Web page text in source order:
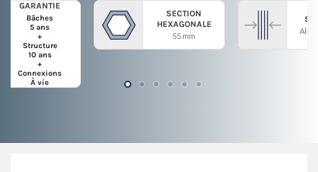
GARANTIE
Bâches
5 ans
+
Structure
10 ans
+
Connexions
À vie
SECTION
HEXAGONALE
55 mm